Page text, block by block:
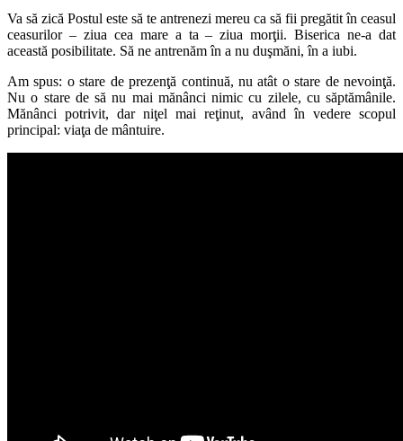
Va să zică Postul este să te antrenezi mereu ca să fii pregătit în ceasul
ceasurilor – ziua cea mare a ta – ziua morţii. Biserica ne-a dat
această posibilitate. Să ne antrenăm în a nu duşmăni, în a iubi.
Am spus: o stare de prezenţă continuă, nu atât o stare de nevoinţă.
Nu o stare de să nu mai mănânci nimic cu zilele, cu săptămânile.
Mănânci potrivit, dar niţel mai reţinut, având în vedere scopul
principal: viaţa de mântuire.